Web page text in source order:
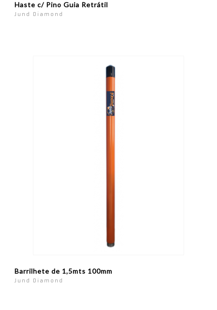
Haste c/ Pino Guia Retrátil
Jund Diamond
Barrilhete de 1,5mts 100mm
Jund Diamond